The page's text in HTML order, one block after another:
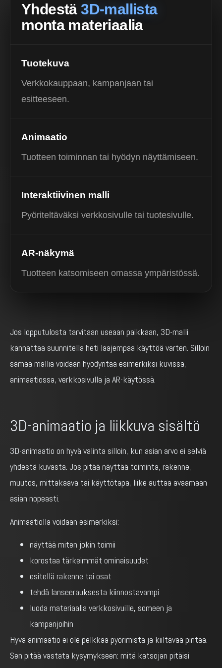
Yhdestä3D-mallista
monta materiaalia
Tuotekuva
Verkkokauppaan, kampanjaan tai
esitteeseen.
Animaatio
Tuotteen toiminnan tai hyödyn näyttämiseen.
Interaktiivinen malli
Pyöriteltäväksi verkkosivulle tai tuotesivulle.
AR-näkymä
Tuotteen katsomiseen omassa ympäristössä.
Jos lopputulosta tarvitaan useaan paikkaan, 3D-malli
kannattaa suunnitella heti laajempaa käyttöä varten. Silloin
samaa mallia voidaan hyödyntää esimerkiksi kuvissa,
animaatiossa, verkkosivulla ja AR-käytössä.
3D-animaatio ja liikkuva sisältö
3D-animaatio on hyvä valinta silloin, kun asian arvo ei selviä
yhdestä kuvasta. Jos pitää näyttää toiminta, rakenne,
muutos, mittakaava tai käyttötapa, liike auttaa avaamaan
asian nopeasti.
Animaatiolla voidaan esimerkiksi:
näyttää miten jokin toimii
korostaa tärkeimmät ominaisuudet
esitellä rakenne tai osat
tehdä lanseerauksesta kiinnostavampi
luoda materiaalia verkkosivuille, someen ja
kampanjoihin
Hyvä animaatio ei ole pelkkää pyörimistä ja kiiltävää pintaa.
Sen pitää vastata kysymykseen: mitä katsojan pitäisi